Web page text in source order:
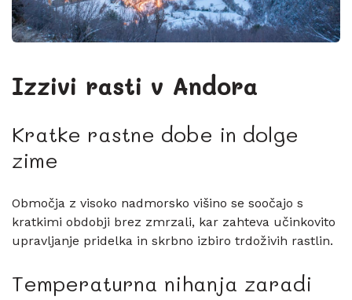
Izzivi rasti v Andora
Kratke rastne dobe in dolge
zime
Območja z visoko nadmorsko višino se soočajo s
kratkimi obdobji brez zmrzali, kar zahteva učinkovito
upravljanje pridelka in skrbno izbiro trdoživih rastlin.
Temperaturna nihanja zaradi